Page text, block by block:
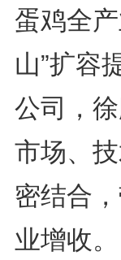
蛋鸡全
山”扩容
公司，
市场、
密结合
业增收。